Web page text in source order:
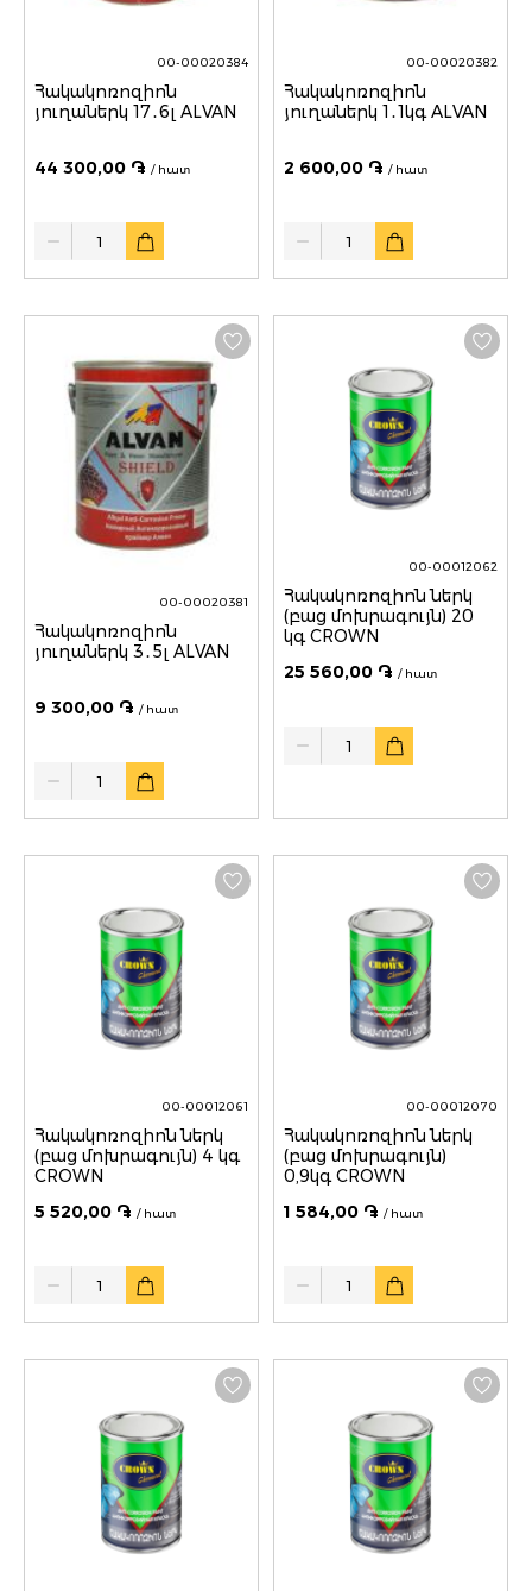
00-00020384
Հակակոռոզիոն
յուղաներկ 17․6լ ALVAN
44 300,00 ֏ / հատ
Quantity
00-00020382
Հակակոռոզիոն
յուղաներկ 1․1կգ ALVAN
2 600,00 ֏ / հատ
Quantity
00-00020381
Հակակոռոզիոն
յուղաներկ 3․5լ ALVAN
9 300,00 ֏ / հատ
Quantity
00-00012062
Հակակոռոզիոն ներկ
(բաց մոխրագույն) 20
կգ CROWN
25 560,00 ֏ / հատ
Quantity
00-00012061
Հակակոռոզիոն ներկ
(բաց մոխրագույն) 4 կգ
CROWN
5 520,00 ֏ / հատ
Quantity
00-00012070
Հակակոռոզիոն ներկ
(բաց մոխրագույն)
0,9կգ CROWN
1 584,00 ֏ / հատ
Quantity